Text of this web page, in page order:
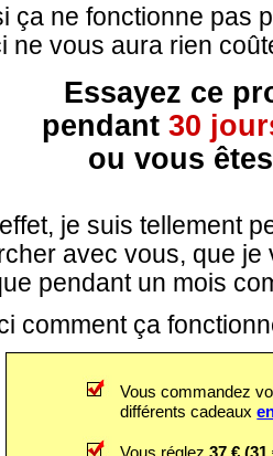
ça ne fonctionne pas
ne vous aura rien
Essayez ce
pendant 30
ou vous
je suis tellement
avec vous, que
pendant un mois
comment ça
Vous commandez
différents cadeaux